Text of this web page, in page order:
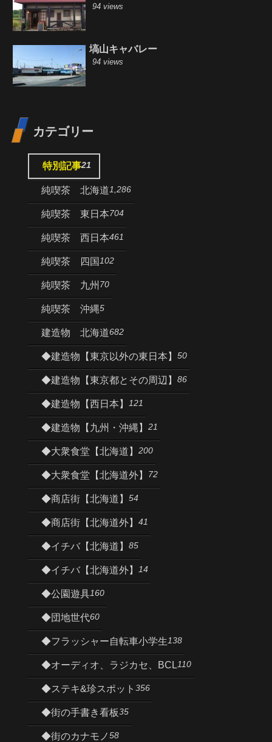
94 views
塙山キャバレー
94 views
カテゴリー
特別記事21
純喫茶 北海道1,286
純喫茶 東日本704
純喫茶 西日本461
純喫茶 四国 102
純喫茶 九州 70
純喫茶 沖縄5
建造物 北海道682
◆建造物【東京以外の東日本】 50
◆建造物【東京都とその周辺】 86
◆建造物【西日本】 121
◆建造物【九州・沖縄】 21
◆大衆食堂【北海道】 200
◆大衆食堂【北海道外】 72
◆商店街【北海道】 54
◆商店街【北海道外】 41
◆イチバ【北海道】 85
◆イチバ【北海道外】 14
◆公園遊具160
◆団地世代60
◆フラッシャー自転車小学生138
◆オーディオ、ラジカセ、BCL110
◆ステキ&珍スポット 356
◆街の手書き看板35
◆街のカナモノ58